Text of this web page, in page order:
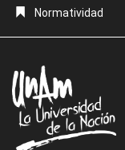
Normatividad